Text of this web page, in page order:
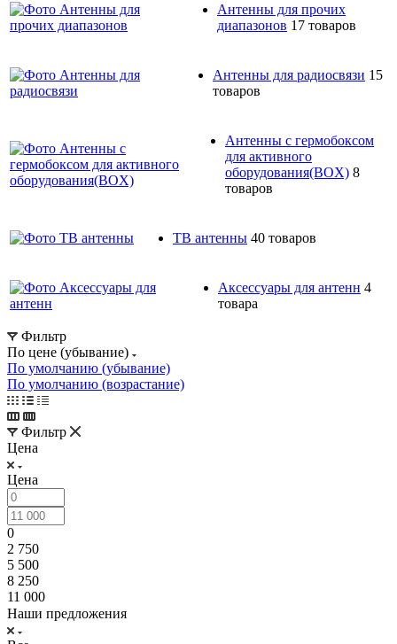
Антенны для прочих
диапазонов 17 товаров
Антенны для радиосвязи 15
товаров
Антенны с гермобоксом
для активного
оборудования(BOX) 8
товаров
ТВ антенны 40 товаров
Аксессуары для антенн 4
товара
Фильтр
По цене (убывание)
По умолчанию (убывание)
По умолчанию (возрастание)
Фильтр
Цена
Цена
0
2 750
5 500
8 250
11 000
Наши предложения